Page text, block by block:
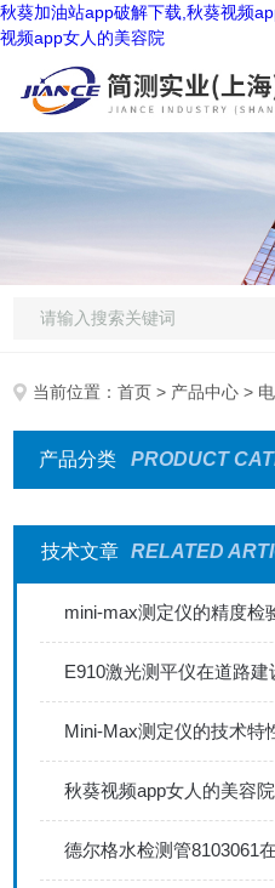
秋葵加油站app破解下载,秋葵视频
视频app女人的美容院
当前位置：首页 > 产品中心 >
产品分类 PRODUCT
技术文章 RELATED
mini-max测定仪的精度检
E910激光测平仪在道路
Mini-Max测定仪的技术特
德尔格水检测管8103061